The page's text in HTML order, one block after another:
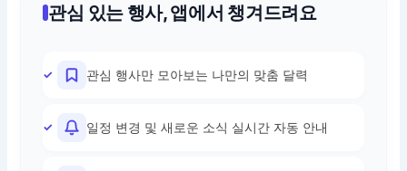
관심 있는 행사, 앱에서 챙겨드려요
관심 행사만 모아보는 나만의 맞춤 달력
일정 변경 및 새로운 소식 실시간 자동 안내